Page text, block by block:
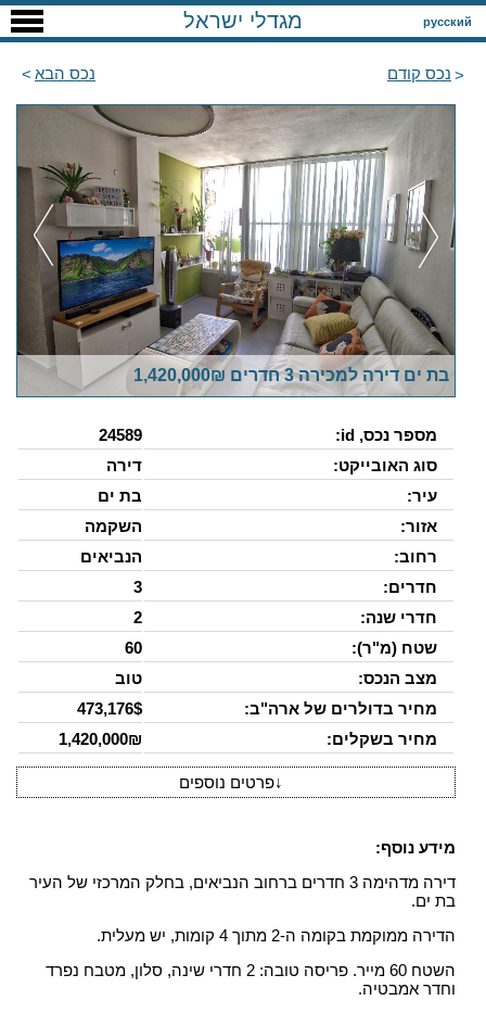
русский מגדלי ישראל
נכס קודם נכס הבא
בת ים דירה למכירה 3 חדרים 1,420,000₪
מספר נכס, id:
24589
סוג האובייקט:
דירה
עיר:
בת ים
אזור:
השקמה
רחוב:
הנביאים
חדרים:
3
חדרי שנה:
2
שטח (מ"ר):
60
מצב הנכס:
טוב
מחיר בדולרים של ארה"ב:
473,176$
מחיר בשקלים:
1,420,000₪
↓פרטים נוספים
מידע נוסף:
דירה מדהימה 3 חדרים ברחוב הנביאים, בחלק המרכזי של העיר
בת ים.
הדירה ממוקמת בקומה ה-2 מתוך 4 קומות, יש מעלית.
השטח 60 מייר. פריסה טובה: 2 חדרי שינה, סלון, מטבח נפרד
וחדר אמבטיה.